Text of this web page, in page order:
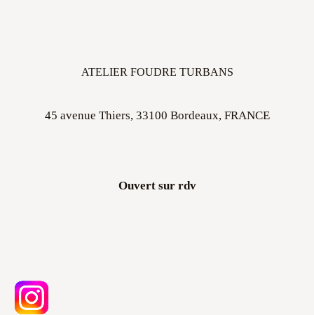
ATELIER FOUDRE TURBANS
45 avenue Thiers, 33100 Bordeaux, FRANCE
Ouvert sur rdv